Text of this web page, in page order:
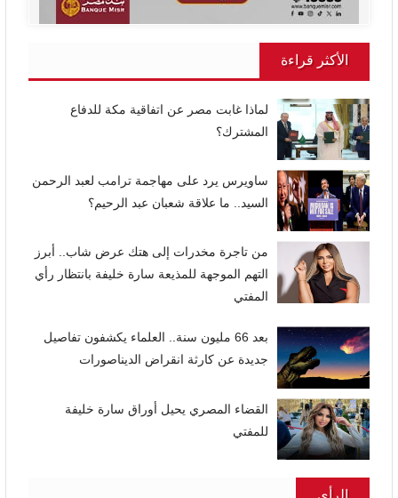
الأكثر قراءة
لماذا غابت مصر عن اتفاقية مكة للدفاع
المشترك؟
ساويرس يرد على مهاجمة ترامب لعبد الرحمن
السيد.. ما علاقة شعبان عبد الرحيم؟
من تاجرة مخدرات إلى هتك عرض شاب.. أبرز
التهم الموجهة للمذيعة سارة خليفة بانتظار رأي
المفتي
بعد 66 مليون سنة.. العلماء يكشفون تفاصيل
جديدة عن كارثة انقراض الديناصورات
القضاء المصري يحيل أوراق سارة خليفة
للمفتي